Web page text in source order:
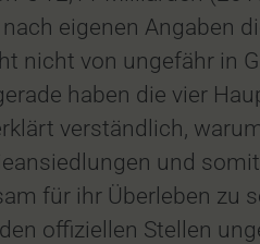
eigenen Angaben
nicht von ungefähr in
haben die vier
verständlich,
und
für ihr Überleben zu
offiziellen Stellen